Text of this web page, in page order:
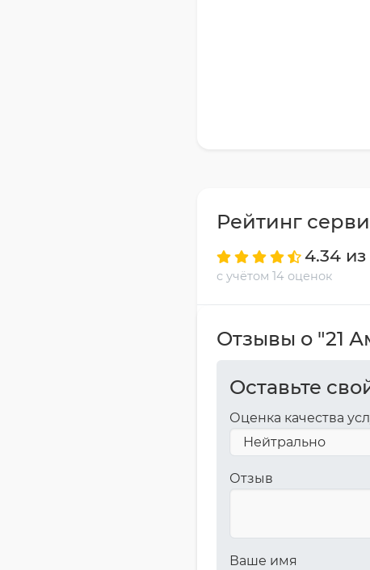
Рейтинг
4.34 из
с учётом 14 оценок
Отзывы о "21
Оставьте
Оценка качества
Отзыв
Ваше имя